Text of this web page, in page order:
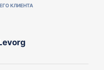
КЛИЕНТА